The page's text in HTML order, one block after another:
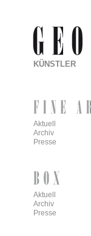
KÜNSTLER
Aktuell
Archiv
Presse
Aktuell
Archiv
Presse